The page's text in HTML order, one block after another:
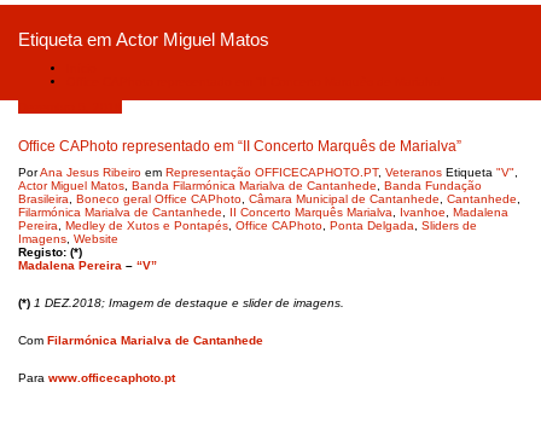
Etiqueta em Actor Miguel Matos
Office CAPhoto representado em “II Concerto Marquês de Marialva”
PorAna Jesus Ribeiro em Representação OFFICECAPHOTO.PT, Veteranos Etiqueta "V"
Actor Miguel Matos Banda Filarmónica Marialva de Cantanhede
Banda Fundação
Brasileira
Boneco geral Office CAPhoto Câmara Municipal de Cantanhede Cantanhede
Filarmónica Marialva de Cantanhede
II Concerto Marquês Marialva Ivanhoe
Madalena
Pereira
Medley de Xutos e Pontapés Office CAPhoto Ponta Delgada
Sliders de
Imagens Website
Registo: (*)
Madalena Pereira – “V”
(*) 1 DEZ.2018; Imagem de destaque e slider de imagens.
Com Filarmónica Marialva de Cantanhede
Para www.officecaphoto.pt